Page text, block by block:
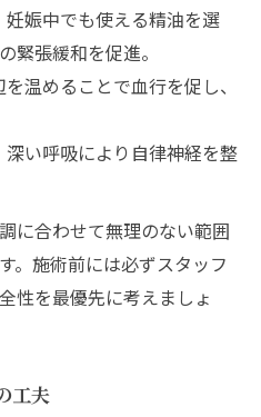
娠中でも使える精油を選
緊張緩和を促進。
温めることで血行を促し、
い呼吸により自律神経を整
に合わせて無理のない範囲
。施術前には必ずスタッフ
性を最優先に考えましょ
工夫